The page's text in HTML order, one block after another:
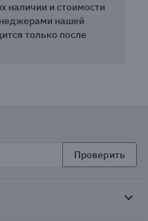
наличии и стоимости
нашей
только после
Проверить